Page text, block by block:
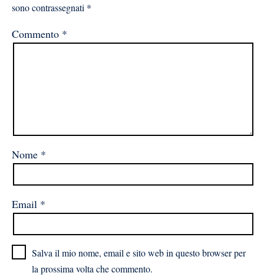
sono contrassegnati *
Commento *
Nome *
Email *
Salva il mio nome, email e sito web in questo browser per
la prossima volta che commento.